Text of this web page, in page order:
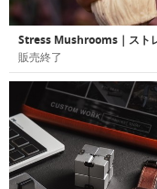
販売終了